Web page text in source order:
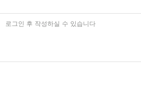
로그인 후 작성하실 수 있습니다